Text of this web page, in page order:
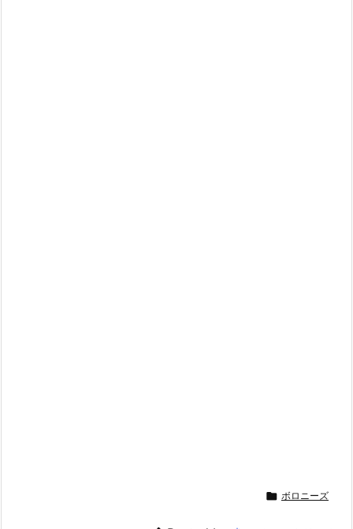
 ボロニーズ